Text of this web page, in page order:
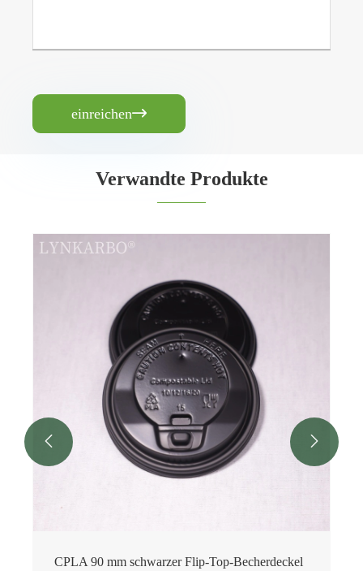
einreichen
Verwandte Produkte
CPLA 90 mm schwarzer Flip-Top-Becherdeckel
 